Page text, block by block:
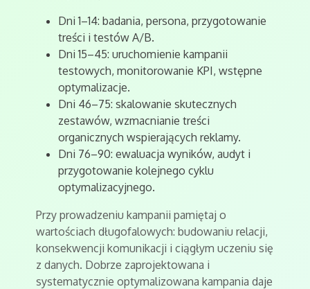
Dni 1–14: badania, persona, przygotowanie
treści i testów A/B.
Dni 15–45: uruchomienie kampanii
testowych, monitorowanie KPI, wstępne
optymalizacje.
Dni 46–75: skalowanie skutecznych
zestawów, wzmacnianie treści
organicznych wspierających reklamy.
Dni 76–90: ewaluacja wyników, audyt i
przygotowanie kolejnego cyklu
optymalizacyjnego.
Przy prowadzeniu kampanii pamiętaj o
wartościach długofalowych: budowaniu relacji,
konsekwencji komunikacji i ciągłym uczeniu się
z danych. Dobrze zaprojektowana i
systematycznie optymalizowana kampania daje